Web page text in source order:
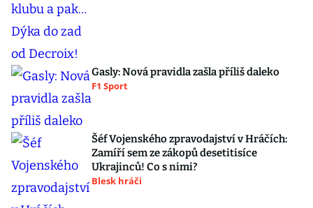
Gasly: Nová pravidla zašla příliš daleko
F1 Sport
Šéf Vojenského zpravodajství v Hráčích:
Zamíří sem ze zákopů desetitisíce
Ukrajinců! Co s nimi?
Blesk hráči